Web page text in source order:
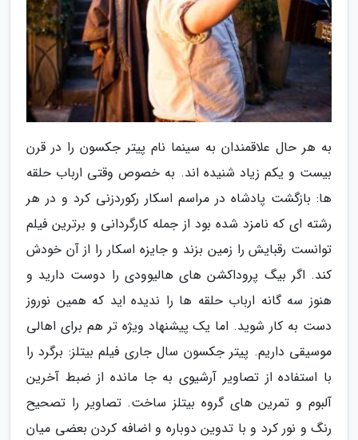
به هر حال علاقمندان به سینما نام پیتر جکسون را در قرن
بیست و یکم زیاد شنیده اند. به خصوص وقتی ارباب حلقه
ها: بازگشت پادشاه در مراسم اسکار رکوردزنی کرد و در هر
رشته ای که نامزد شده بود از جمله کارگردانی و برترین فیلم
توانست رقبایش را زمین بزند و جایزه اسکار را از آن خودش
کند. اگر بیگ پروداکشن های هالیوودی را دوست دارید و
هنوز سه گانه ارباب حلقه ها را ندیده اید که همین نوروز
دست به کار شوید. اما یک پیشنهاد ویژه تر هم برای اهالی
موسیقی داریم. پیتر جکسون سال جاری فیلم بیتلز: برگرد را
با استفاده از تصاویر آرشیوی به جا مانده از ضبط آخرین
آلبوم و تمرین های گروه بیتلز ساخت. تصاویر را تصحیح
رنگ و نور کرد و با تدوین دوباره و اضافه کردن بعضی میان